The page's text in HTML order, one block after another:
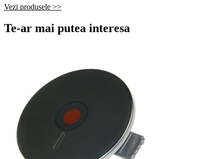
Vezi produsele >>
Te-ar mai putea interesa